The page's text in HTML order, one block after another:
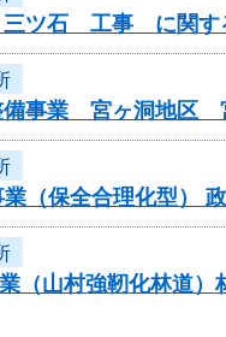
三ツ石 工事 に関す
備事業 宮ヶ洞地
業（保全合理化型）
（山村強靭化林道